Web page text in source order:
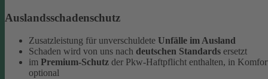
Auslandsschadenschutz
Zusatzleistung für unverschuldete Unfälle im Ausland
Schaden wird von uns nach deutschen Standards ersetzt
im Premium-Schutz der Pkw-Haftpflicht enthalten, in
optional